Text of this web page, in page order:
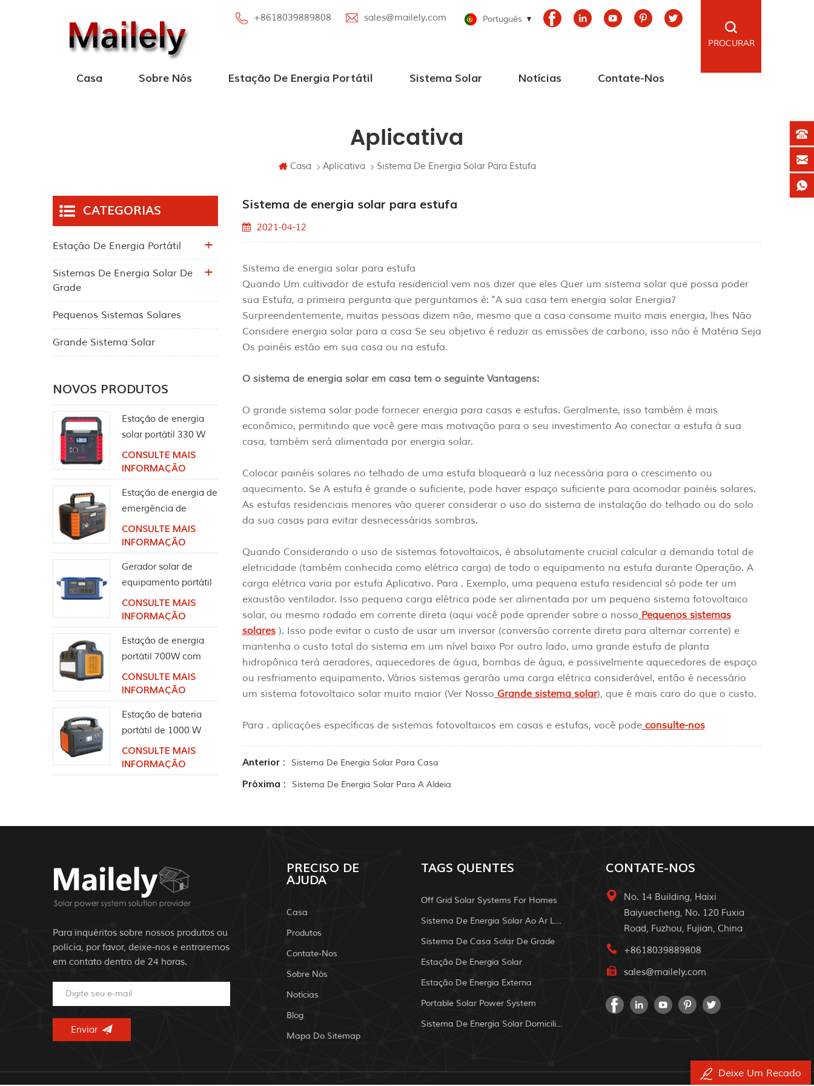
+8618039889808 sales@mailely.com Português
PROCURAR
Casa Sobre Nós Estação De Energia Portátil Sistema Solar Notícias Contate-Nos
Aplicativa
Casa Aplicativa Sistema De Energia Solar Para Estufa
Sistema de energia solar para estufa
2021-04-12
Sistema de energia solar para estufa
Quando Um cultivador de estufa residencial vem nos dizer que eles Quer um sistema solar que possa poder
sua Estufa, a primeira pergunta que perguntamos é: "A sua casa tem energia solar Energia?
Surpreendentemente, muitas pessoas dizem não, mesmo que a casa consome muito mais energia, lhes Não
Considere energia solar para a casa Se seu objetivo é reduzir as emissões de carbono, isso não é Matéria Seja
Os painéis estão em sua casa ou na estufa.
O sistema de energia solar em casa tem o seguinte Vantagens:
O grande sistema solar pode fornecer energia para casas e estufas. Geralmente, isso também é mais
econômico, permitindo que você gere mais motivação para o seu investimento Ao conectar a estufa à sua
casa, também será alimentada por energia solar.
Colocar painéis solares no telhado de uma estufa bloqueará a luz necessária para o crescimento ou
aquecimento. Se A estufa é grande o suficiente, pode haver espaço suficiente para acomodar painéis solares.
As estufas residenciais menores vão querer considerar o uso do sistema de instalação do telhado ou do solo
da sua casas para evitar desnecessárias sombras.
Quando Considerando o uso de sistemas fotovoltaicos, é absolutamente crucial calcular a demanda total de
eletricidade (também conhecida como elétrica carga) de todo o equipamento na estufa durante Operação. A
carga elétrica varia por estufa Aplicativo. Para . Exemplo, uma pequena estufa residencial só pode ter um
exaustão ventilador. Isso pequena carga elétrica pode ser alimentada por um pequeno sistema fotovoltaico
solar, ou mesmo rodado em corrente direta (aqui você pode aprender sobre o nosso Pequenos sistemas
solares). Isso pode evitar o custo de usar um inversor (conversão corrente direta para alternar corrente) e
mantenha o custo total do sistema em um nível baixo Por outro lado, uma grande estufa de planta
hidropônica terá aeradores, aquecedores de água, bombas de água, e possivelmente aquecedores de espaço
ou resfriamento equipamento. Vários sistemas gerarão uma carga elétrica considerável, então é necessário
um sistema fotovoltaico solar muito maior (Ver Nosso Grande sistema solar), que é mais caro do que o custo.
Para . aplicações específicas de sistemas fotovoltaicos em casas e estufas, você podeconsulte-nos
Anterior : Sistema De Energia Solar Para Casa
Próxima : Sistema De Energia Solar Para A Aldeia
CATEGORIAS
Estação De Energia Portátil
Sistemas De Energia Solar De
Grade
Pequenos Sistemas Solares
Grande Sistema Solar
NOVOS PRODUTOS
Estação de energia
solar portátil 330 W
Tomada CA de onda
senoidal pura
CONSULTE MAIS
INFORMAÇÃO
Estação de energia de
emergência de
bateria de lítio para
acampamento de
1000 W
CONSULTE MAIS
INFORMAÇÃO
Gerador solar de
equipamento portátil
de energia ao ar livre
de 2000 W
CONSULTE MAIS
INFORMAÇÃO
Estação de energia
portátil 700W com
alto-falante sem fio
Bluetooth
CONSULTE MAIS
INFORMAÇÃO
Estação de bateria
portátil de 1000 W
com alto-falante
Bluetooth
CONSULTE MAIS
INFORMAÇÃO
Para inquéritos sobre nossos produtos ou
polícia, por favor, deixe-nos e entraremos
em contato dentro de 24 horas.
PRECISO DE
AJUDA
Casa
Produtos
Contate-Nos
Sobre Nós
Notícias
Blog
Mapa Do Sitemap
TAGS QUENTES
Off Grid Solar Systems For Homes
Sistema De Energia Solar Ao Ar Livre
Sistema De Casa Solar De Grade
Estação De Energia Solar
Estação De Energia Externa
Portable Solar Power System
Sistema De Energia Solar Domiciliar
CONTATE-NOS
No. 14 Building, Haixi
Baiyuecheng, No. 120 Fuxia
Road, Fuzhou, Fujian, China
+8618039889808
sales@mailely.com
Deixe Um Recado